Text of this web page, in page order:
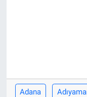
Adana